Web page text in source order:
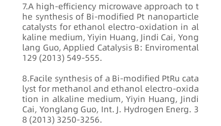
7.A high-efficiency microwave approach to t
he synthesis of Bi-modified Pt nanoparticle
catalysts for ethanol electro-oxidation in al
kaline medium, Yiyin Huang, Jindi Cai, Yong
lang Guo, Applied Catalysis B: Enviromental
129 (2013) 549-555.
8.Facile synthesis of a Bi-modified PtRu cata
lyst for methanol and ethanol electro-oxida
tion in alkaline medium, Yiyin Huang, Jindi
Cai, Yonglang Guo, Int. J. Hydrogen Energ. 3
8 (2013) 3250-3256.